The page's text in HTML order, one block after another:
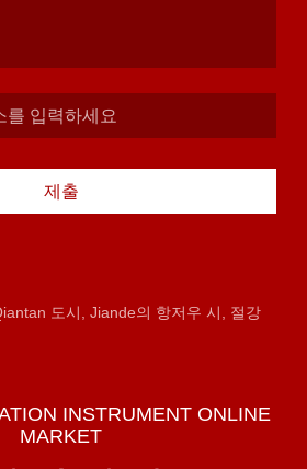
제출
도시, Jiande의 항저우 시, 절강
INSTRUMENT ONLINE
MARKET